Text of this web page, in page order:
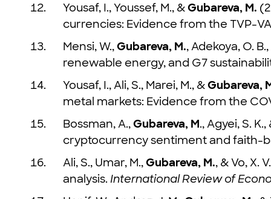
Yousaf, I., Youssef, M., &Gubareva, M.
currencies: Evidence from the TVP-
Mensi, W.,Gubareva, M., Adekoya, O.
renewable energy, and G7
Yousaf, I., Ali, S., Marei, M., &Gubareva,
metal markets: Evidence from the
Bossman, A.,Gubareva, M., Agyei, S.
cryptocurrency sentiment and faith-
Ali, S., Umar, M.,Gubareva, M., & Vo, X.
analysis. International Review of